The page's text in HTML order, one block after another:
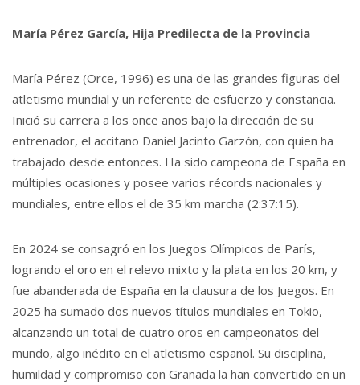
María Pérez García, Hija Predilecta de la Provincia
María Pérez (Orce, 1996) es una de las grandes figuras del
atletismo mundial y un referente de esfuerzo y constancia.
Inició su carrera a los once años bajo la dirección de su
entrenador, el accitano Daniel Jacinto Garzón, con quien ha
trabajado desde entonces. Ha sido campeona de España en
múltiples ocasiones y posee varios récords nacionales y
mundiales, entre ellos el de 35 km marcha (2:37:15).
En 2024 se consagró en los Juegos Olímpicos de París,
logrando el oro en el relevo mixto y la plata en los 20 km, y
fue abanderada de España en la clausura de los Juegos. En
2025 ha sumado dos nuevos títulos mundiales en Tokio,
alcanzando un total de cuatro oros en campeonatos del
mundo, algo inédito en el atletismo español. Su disciplina,
humildad y compromiso con Granada la han convertido en un